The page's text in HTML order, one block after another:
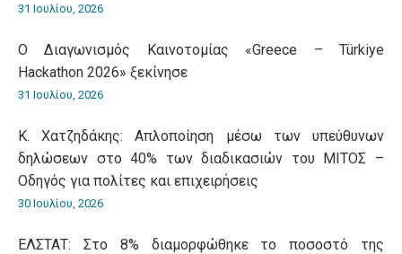
31 Ιουλίου, 2026
O Διαγωνισμός Καινοτομίας «Greece – Türkiye
Hackathon 2026» ξεκίνησε
31 Ιουλίου, 2026
Κ. Χατζηδάκης: Aπλοποίηση μέσω των υπεύθυνων
δηλώσεων στο 40% των διαδικασιών του ΜΙΤΟΣ –
Οδηγός για πολίτες και επιχειρήσεις
30 Ιουλίου, 2026
ΕΛΣΤΑΤ: Στο 8% διαμορφώθηκε το ποσοστό της